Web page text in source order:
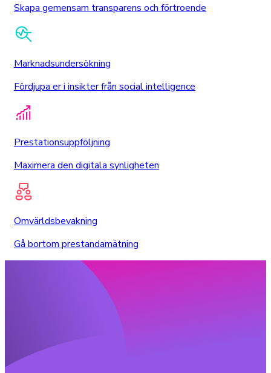
Skapa gemensam transparens och förtroende
Marknadsundersökning
Fördjupa er i insikter från social intelligence
Prestationsuppföljning
Maximera den digitala synligheten
Omvärldsbevakning
Gå bortom prestandamätning